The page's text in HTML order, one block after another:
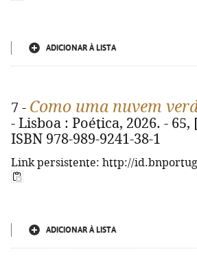
ADICIONAR À LISTA
7 - Como uma nuvem
- Lisboa : Poética, 2026. -
ISBN 978-989-9241-38-1
Link persistente: http://
ADICIONAR À LISTA